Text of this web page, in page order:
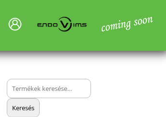
Keresés
a
következőre:
Keresés